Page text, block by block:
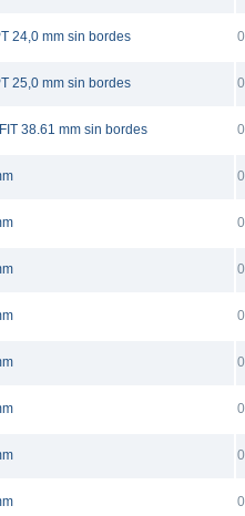
24,0 mm sin bordes
25,0 mm sin bordes
38.61 mm sin bordes